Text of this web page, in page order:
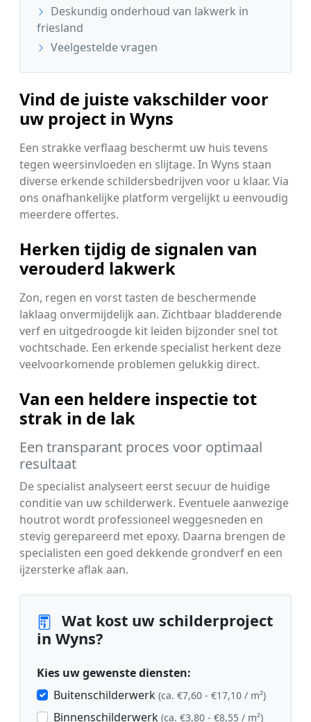
Deskundig onderhoud van lakwerk in
friesland
Veelgestelde vragen
Vind de juiste vakschilder voor
uw project in Wyns
Een strakke verflaag beschermt uw huis tevens
tegen weersinvloeden en slijtage. In Wyns staan
diverse erkende schildersbedrijven voor u klaar. Via
ons onafhankelijke platform vergelijkt u eenvoudig
meerdere offertes.
Herken tijdig de signalen van
verouderd lakwerk
Zon, regen en vorst tasten de beschermende
laklaag onvermijdelijk aan. Zichtbaar bladderende
verf en uitgedroogde kit leiden bijzonder snel tot
vochtschade. Een erkende specialist herkent deze
veelvoorkomende problemen gelukkig direct.
Van een heldere inspectie tot
strak in de lak
Een transparant proces voor optimaal
resultaat
De specialist analyseert eerst secuur de huidige
conditie van uw schilderwerk. Eventuele aanwezige
houtrot wordt professioneel weggesneden en
stevig gerepareerd met epoxy. Daarna brengen de
specialisten een goed dekkende grondverf en een
ijzersterke aflak aan.
Wat kost uw schilderproject
in Wyns?
Kies uw gewenste diensten:
Buitenschilderwerk (ca. €7,60 - €17,10 / m²)
Binnenschilderwerk (ca. €3,80 - €8,55 / m²)